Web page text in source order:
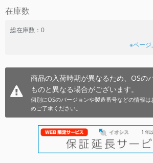
在庫数
総在庫数：0
※ページ
商品の入荷時期が異なるため、OSの
ものと異なる場合がございます。
個別にOSのバージョンや製造番号などの情報
めご了承ください。
年
各項目のチェックボックスは「or検索」となります。
ただし機能別のみ「and検索」となります。